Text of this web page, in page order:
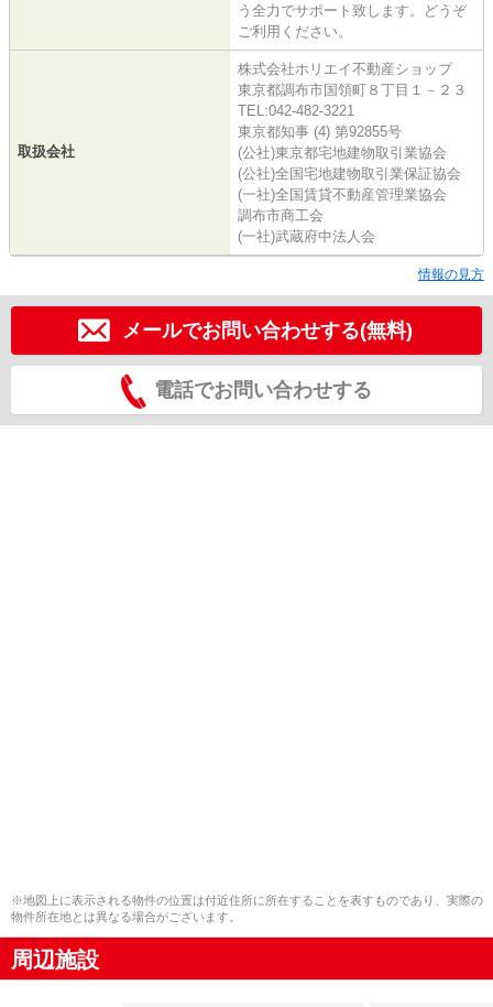
う全力でサポート致します。どうぞ
ご利用ください。
取扱会社
株式会社ホリエイ不動産ショップ
東京都調布市国領町８丁目１－２３
TEL:042-482-3221
東京都知事 (4) 第92855号
(公社)東京都宅地建物取引業協会
(公社)全国宅地建物取引業保証協会
(一社)全国賃貸不動産管理業協会
調布市商工会
(一社)武蔵府中法人会
情報の見方
メールでお問い合わせする(無料)
電話でお問い合わせする
※地図上に表示される物件の位置は付近住所に所在することを表すものであり、実際の
物件所在地とは異なる場合がございます。
周辺施設